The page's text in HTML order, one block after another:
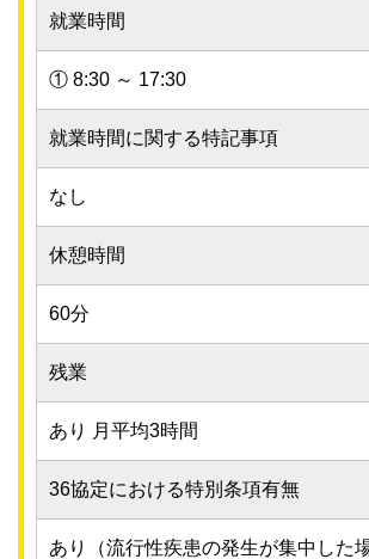
就業時間
① 8:30 ～ 17:30
就業時間に関する特記事項
なし
休憩時間
60分
残業
あり 月平均3時間
36協定における特別条項有無
あり（流行性疾患の発生が集中した